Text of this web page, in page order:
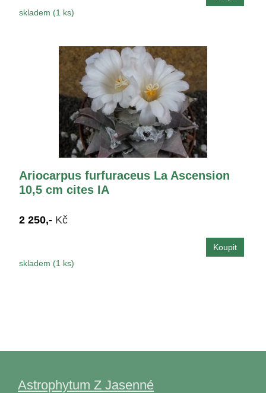
skladem (1 ks)
Ariocarpus furfuraceus La Ascension
10,5 cm cites IA
2 250,- Kč
skladem (1 ks)
Astrophytum Z Jasenné